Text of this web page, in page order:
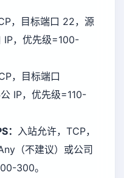
，目标端口 22，源
IP，优先级=100-
，目标端口
IP，优先级=110-
：
入站允许，TCP，
（不建议）或公司
300。